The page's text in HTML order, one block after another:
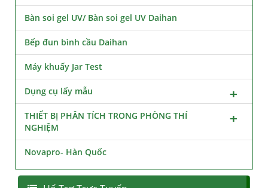
Bàn soi gel UV/ Bàn soi gel UV Daihan
Bếp đun bình cầu Daihan
Máy khuấy Jar Test
Dụng cụ lấy mẫu
THIẾT BỊ PHÂN TÍCH TRONG PHÒNG THÍ
NGHIỆM
Novapro- Hàn Quốc